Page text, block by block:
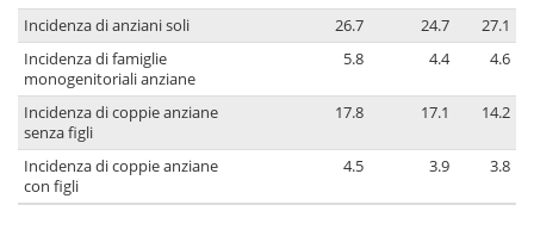
Incidenza di anziani soli 26.7 24.7
27.1
Incidenza di famiglie
monogenitoriali anziane
5.8 4.4 4.6
Incidenza di coppie anziane
senza figli
17.8 17.1 14.2
Incidenza di coppie anziane
con figli
4.5 3.9 3.8